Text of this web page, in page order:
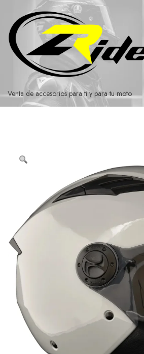
contenido
Venta de accesorios para ti y para tu moto